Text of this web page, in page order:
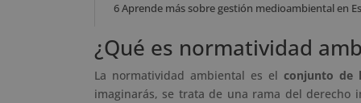
6Aprende más sobre gestión medioambiental en
¿Qué es normatividad
La normatividad ambiental es el conjunto de
imaginarás, se trata de una rama del derecho